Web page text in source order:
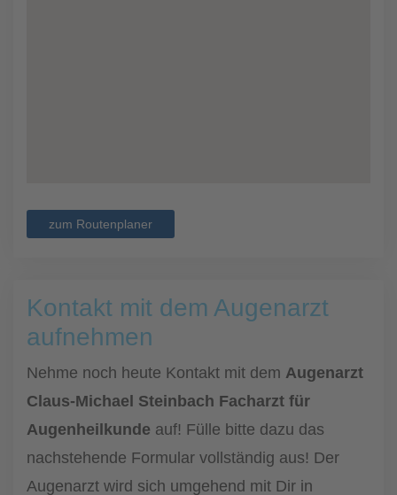
zum Routenplaner
Kontakt mit dem Augenarzt
aufnehmen
Nehme noch heute Kontakt mit dem Augenarzt
Claus-Michael Steinbach Facharzt für
Augenheilkunde auf! Fülle bitte dazu das
nachstehende Formular vollständig aus! Der
Augenarzt wird sich umgehend mit Dir in